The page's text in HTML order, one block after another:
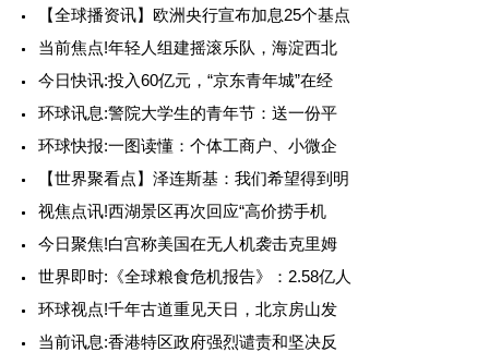
【全球播资讯】欧洲央行宣布加息25个基点
当前焦点!年轻人组建摇滚乐队，海淀西北
今日快讯:投入60亿元，“京东青年城”在经
环球讯息:警院大学生的青年节：送一份平
环球快报:一图读懂：个体工商户、小微企
【世界聚看点】泽连斯基：我们希望得到明
视焦点讯!西湖景区再次回应“高价捞手机
今日聚焦!白宫称美国在无人机袭击克里姆
世界即时:《全球粮食危机报告》：2.58亿人
环球视点!千年古道重见天日，北京房山发
当前讯息:香港特区政府强烈谴责和坚决反